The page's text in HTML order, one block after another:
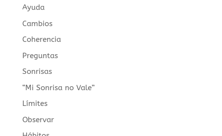
Ayuda
Cambios
Coherencia
Preguntas
Sonrisas
“Mi Sonrisa no Vale”
Límites
Observar